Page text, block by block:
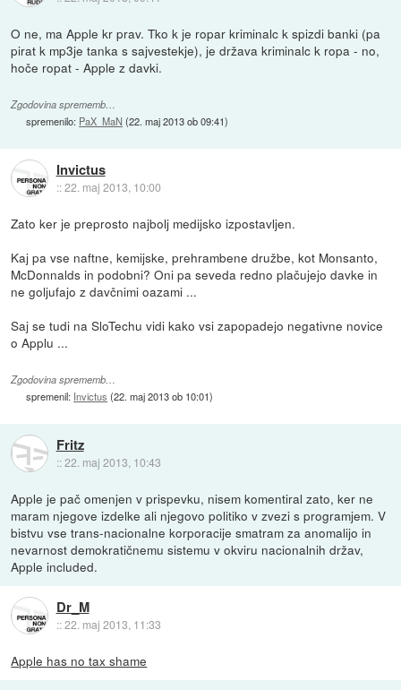
O ne, ma Apple kr prav. Tko k je ropar kriminalc k spizdi banki (pa
pirat k mp3je tanka s sajvestekje), je država kriminalc k ropa - no,
hoče ropat - Apple z davki.
Zgodovina sprememb…
spremenilo: PaX_MaN (22. maj 2013 ob 09:41)
Invictus
::22. maj 2013, 10:00
Zato ker je preprosto najbolj medijsko izpostavljen.
Kaj pa vse naftne, kemijske, prehrambene družbe, kot Monsanto,
McDonnalds in podobni? Oni pa seveda redno plačujejo davke in
ne goljufajo z davčnimi oazami ...
Saj se tudi na SloTechu vidi kako vsi zapopadejo negativne novice
o Applu ...
Zgodovina sprememb…
spremenil: Invictus (22. maj 2013 ob 10:01)
Fritz
::22. maj 2013, 10:43
Apple je pač omenjen v prispevku, nisem komentiral zato, ker ne
maram njegove izdelke ali njegovo politiko v zvezi s programjem. V
bistvu vse trans-nacionalne korporacije smatram za anomalijo in
nevarnost demokratičnemu sistemu v okviru nacionalnih držav,
Apple included.
Dr_M
::22. maj 2013, 11:33
Apple has no tax shame